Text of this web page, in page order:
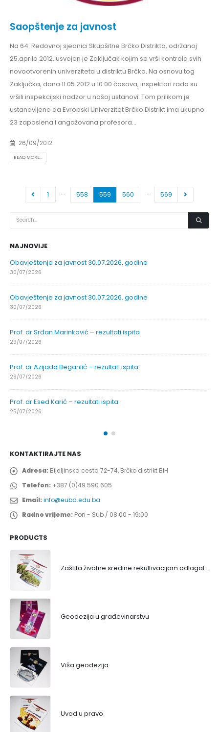
Saopštenje za javnost
Na 64. Redovnoj sjednici Skupšitne Brčko Distrikta, održanoj
25.aprila 2012, usvojen je Zaključak kojim se vrši kontrola svih
novootvorenih univerziteta u distriktu Brčko. Na osnovu tog
Zaključka, dana 11.05.2012 u 10:00 časova, inspektori rada su
vršili inspekcijski nadzor u našoj ustanovi. Tom prilikom je
ustanovljeno da Evropski Univerzitet Brčko Distrikt ima ukupno
23 zaposlena i angažovana profesora...
26/09/2012
READ MORE...
1 … 558 559 560 … 569
NAJNOVIJE
Obavještenje za javnost 30.07.2026. godine
30/07/2026
Obavještenje za javnost 30.07.2026. godine
30/07/2026
Prof. dr Srđan Marinković – rezultati ispita
29/07/2026
Prof. dr Azijada Beganlić – rezultati ispita
29/07/2026
Prof. dr Esed Karić – rezultati ispita
25/07/2026
KONTAKTIRAJTE NAS
Adresa: Bijeljinska cesta 72-74, Brčko distrikt BiH
Telefon: +387 (0)49 590 605
Email:info@eubd.edu.ba
Radno vrijeme: Pon - Sub / 08:00 - 19:00
PRODUCTS
Zaštita životne sredine rekultivacijom odlagališta
Geodezija u građevinarstvu
Viša geodezija
Uvod u pravo